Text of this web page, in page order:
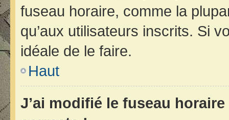
fuseau horaire, comme la
qu’aux utilisateurs inscrits. Si
idéale de le faire.
Haut
J’ai modifié le fuseau